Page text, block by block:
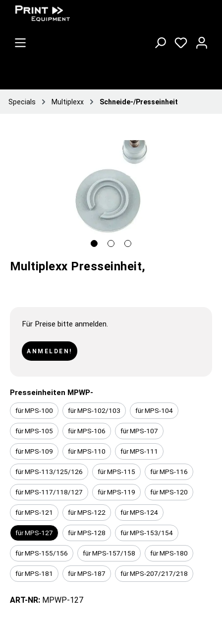
Specials Multiplexx Schneide-/Presseinheit
Multiplexx Presseinheit,
Für Preise bitte anmelden.
ANMELDEN!
Presseinheiten MPWP-
für MPS-100 für MPS-102/103 für MPS-104
für MPS-105 für MPS-106 für MPS-107
für MPS-109 für MPS-110 für MPS-111
für MPS-113/125/126 für MPS-115 für MPS-116
für MPS-117/118/127 für MPS-119 für MPS-120
für MPS-121 für MPS-122 für MPS-124
für MPS-127 für MPS-128 für MPS-153/154
für MPS-155/156 für MPS-157/158 für MPS-180
für MPS-181 für MPS-187 für MPS-207/217/218
ART-NR: MPWP-127